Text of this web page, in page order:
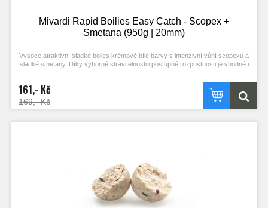
Mivardi Rapid Boilies Easy Catch - Scopex +
Smetana (950g | 20mm)
Vysoce atraktivní sladké bolies krémově bílé barvy s intenzivní vůní scopexu a
sladké smetany. Díky výborné stravitelnosti i postupné rozpustnosti je vhodné i
161,- Kč
169,- Kč